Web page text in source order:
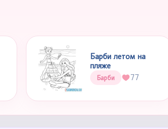
Барби летом на
пляже
Барби 77